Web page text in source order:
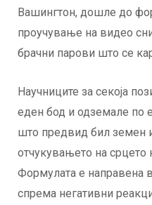
Вашингтон, дошле до
проучување на видео
брачни парови што се
Научниците за секоја
еден бод и одземале по
што предвид бил земен
отчукувањето на срцето
Формулата е направена
спрема негативни